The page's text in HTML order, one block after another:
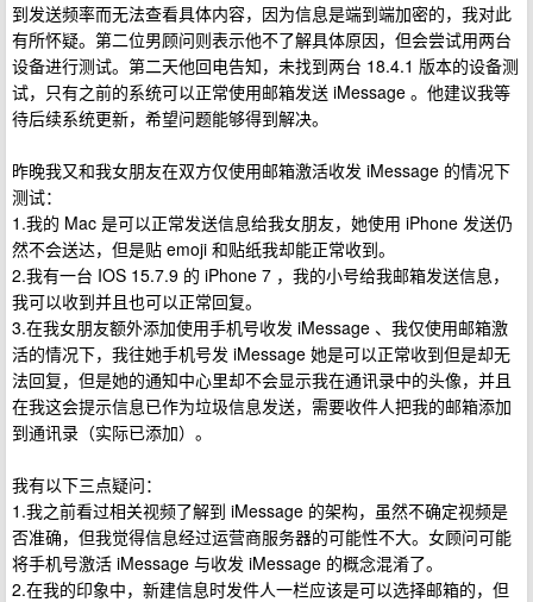
到发送频率而无法查看具体内容，因为信息是端到端加密的，我对此
有所怀疑。第二位男顾问则表示他不了解具体原因，但会尝试用两台
设备进行测试。第二天他回电告知，未找到两台 18.4.1 版本的设备测
试，只有之前的系统可以正常使用邮箱发送 iMessage 。他建议我等
待后续系统更新，希望问题能够得到解决。
昨晚我又和我女朋友在双方仅使用邮箱激活收发 iMessage 的情况下
测试：
1.我的 Mac 是可以正常发送信息给我女朋友，她使用 iPhone 发送仍
然不会送达，但是贴 emoji 和贴纸我却能正常收到。
2.我有一台 IOS 15.7.9 的 iPhone 7 ，我的小号给我邮箱发送信息，
我可以收到并且也可以正常回复。
3.在我女朋友额外添加使用手机号收发 iMessage 、我仅使用邮箱激
活的情况下，我往她手机号发 iMessage 她是可以正常收到但是却无
法回复，但是她的通知中心里却不会显示我在通讯录中的头像，并且
在我这会提示信息已作为垃圾信息发送，需要收件人把我的邮箱添加
到通讯录（实际已添加）。
我有以下三点疑问：
1.我之前看过相关视频了解到 iMessage 的架构，虽然不确定视频是
否准确，但我觉得信息经过运营商服务器的可能性不大。女顾问可能
将手机号激活 iMessage 与收发 iMessage 的概念混淆了。
2.在我的印象中，新建信息时发件人一栏应该是可以选择邮箱的，但